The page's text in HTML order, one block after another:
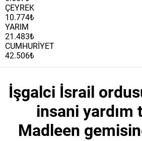
ÇEYREK
10.774₺
YARIM
21.483₺
CUMHURİYET
42.506₺
İşgalci İsrail
insani yardım
Madleen